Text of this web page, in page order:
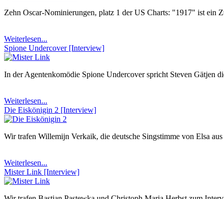
Zehn Oscar-Nominierungen, platz 1 der US Charts: "1917" ist ein
Weiterlesen...
Spione Undercover [Interview]
In der Agentenkomödie Spione Undercover spricht Steven Gätjen
Weiterlesen...
Die Eiskönigin 2 [Interview]
Wir trafen Willemijn Verkaik, die deutsche Singstimme von Elsa
Weiterlesen...
Mister Link [Interview]